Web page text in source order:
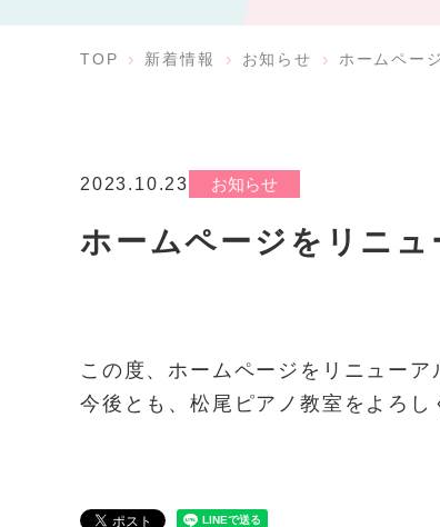
TOP 新着情報 お知らせ ホームペー
2023.10.23 お知らせ
ホームページをリニュ
この度、ホームページをリニューア
今後とも、松尾ピアノ教室をよろし